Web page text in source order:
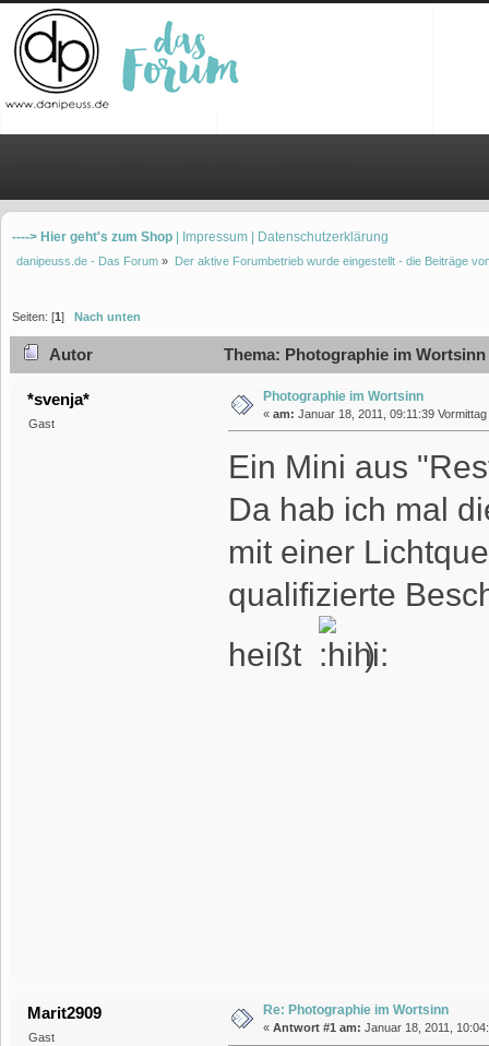
----> Hier geht's zum Shop | Impressum | Datenschutzerklärung
danipeuss.de - Das Forum » Der aktive Forumbetrieb wurde eingestellt - die Beiträge
Seiten: [1] Nach unten
Autor Thema: Photographie im
*svenja*
Gast
Photographie im Wortsinn
« am: Januar 18, 2011, 09:11:39 Vormittag
Ein Mini aus
Da hab ich mal
mit einer
qualifizierte
heißt
)
Marit2909
Gast
Re: Photographie im Wortsinn
« Antwort #1 am: Januar 18, 2011,